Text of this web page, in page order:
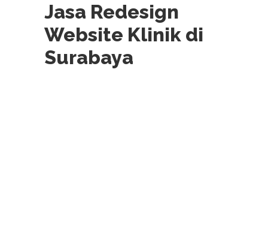
Jasa Redesign
Website Klinik di
Surabaya